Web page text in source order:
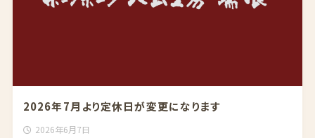
2026年7月より定休日が変更になります
2026年6月7日